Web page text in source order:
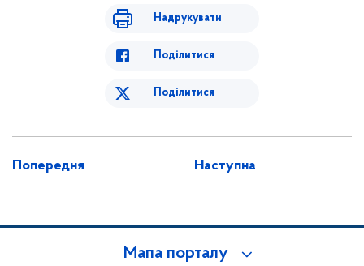
Надрукувати
Поділитися
Поділитися
Попередня Наступна
Мапа порталу